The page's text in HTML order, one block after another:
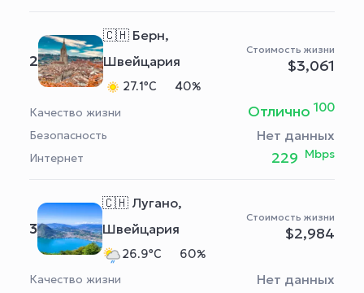
2
🇨🇭 Берн,
Швейцария
27.1°C 40%
Стоимость жизни
$3,061
Качество жизни Отлично 100
Безопасность Нет данных
Интернет 229 Mbps
3
🇨🇭 Лугано,
Швейцария
26.9°C 60%
Стоимость жизни
$2,984
Качество жизни Нет данных